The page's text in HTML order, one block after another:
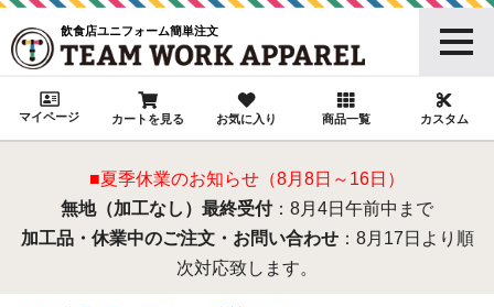
飲食店ユニフォーム簡単注文
マイページ カートを見る お気に入り 商品一覧 カスタム
■夏季休業のお知らせ（8月8日～16日）
無地（加工なし）最終受付：8月4日午前中まで
加工品・休業中のご注文・お問い合わせ：8月17日より順
次対応致します。